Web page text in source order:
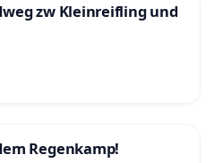
zw Kleinreifling und
Regenkamp!